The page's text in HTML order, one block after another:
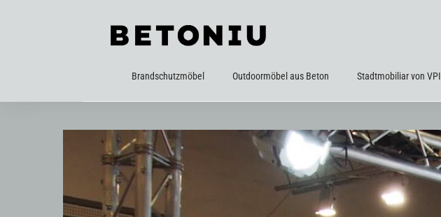
Brandschutzmöbel Outdoormöbel aus Beton Stadtmobiliar von VPI